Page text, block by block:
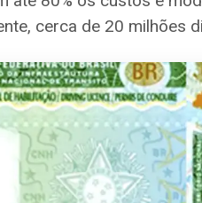
cerca de 20 milhões